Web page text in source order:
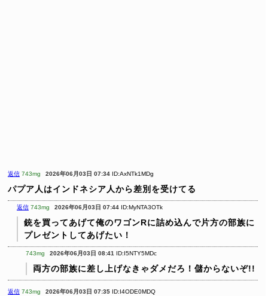
返信 743mg 2026年06月03日 07:34 ID:AxNTk1MDg
パプア人はインドネシア人から差別を受けてる
返信 743mg 2026年06月03日 07:44 ID:MyNTA3OTk
銃を買ってあげて俺のワゴンRに詰め込んで片方の部族に
プレゼントしてあげたい！
743mg 2026年06月03日 08:41 ID:I5NTY5MDc
両方の部族に差し上げなきゃダメだろ！儲からないぞ!!
返信 743mg 2026年06月03日 07:35 ID:I4ODE0MDQ